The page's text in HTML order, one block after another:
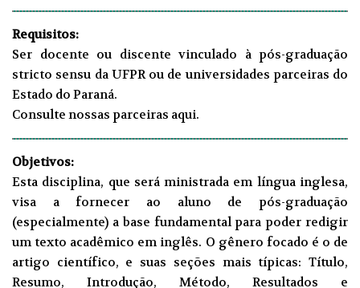
Requisitos:
Ser docente ou discente vinculado à pós-graduação
stricto sensu da UFPR ou de universidades parceiras do
Estado do Paraná.
Consulte nossas parceiras aqui.
Objetivos:
Esta disciplina, que será ministrada em língua inglesa,
visa a fornecer ao aluno de pós-graduação
(especialmente) a base fundamental para poder redigir
um texto acadêmico em inglês. O gênero focado é o de
artigo científico, e suas seções mais típicas: Título,
Resumo, Introdução, Método, Resultados e